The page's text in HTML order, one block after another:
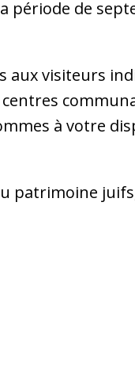
période de
aux visiteurs
à votre
patrimoine